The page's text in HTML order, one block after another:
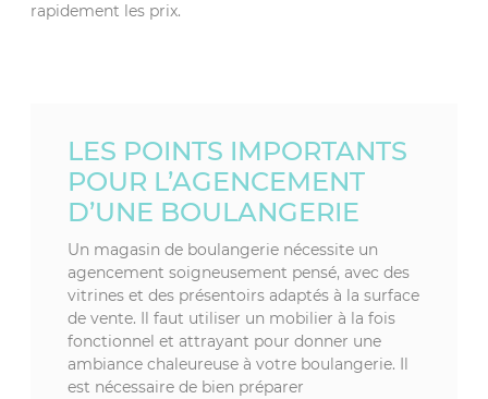
rapidement les prix.
LES POINTS IMPORTANTS
POUR L’AGENCEMENT
D’UNE BOULANGERIE
Un magasin de boulangerie nécessite un
agencement soigneusement pensé, avec des
vitrines et des présentoirs adaptés à la surface
de vente. Il faut utiliser un mobilier à la fois
fonctionnel et attrayant pour donner une
ambiance chaleureuse à votre boulangerie. Il
est nécessaire de bien préparer